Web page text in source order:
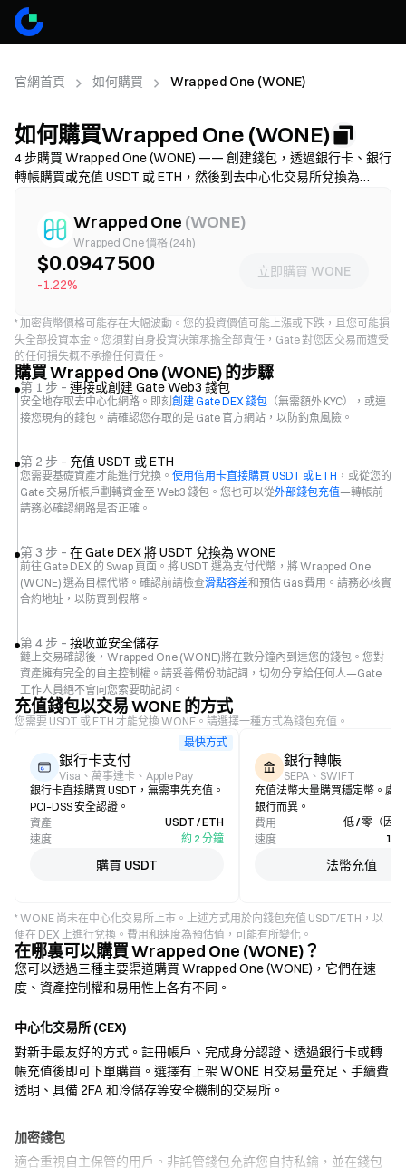
官網首頁 如何購買 Wrapped One (WONE)
如何購買Wrapped One (WONE)
4 步購買 Wrapped One (WONE) —— 創建錢包，透過銀行卡、銀行
轉帳購買或充值 USDT 或 ETH，然後到去中心化交易所兌換為
置，學習如何安全儲存您的 WONE。可用性與手續費因網路和供應
商而異。
Wrapped One (WONE)
Wrapped One 價格 (24h)
$0.0947500
-1.22%
立即購買 WONE
* 加密貨幣價格可能存在大幅波動。您的投資價值可能上漲或下跌，且您可能損
失全部投資本金。您須對自身投資決策承擔全部責任，Gate 對您因交易而遭受
的任何損失概不承擔任何責任。
購買 Wrapped One (WONE) 的步驟
第 1 步 – 連接或創建 Gate Web3 錢包
安全地存取去中心化網路。即刻 創建 Gate DEX 錢包 （無需額外 KYC），或連
接您現有的錢包。請確認您存取的是 Gate 官方網站，以防釣魚風險。
第 2 步 – 充值 USDT 或 ETH
您需要基礎資產才能進行兌換。 使用信用卡直接購買 USDT 或 ETH ，或從您的
Gate 交易所帳戶劃轉資金至 Web3 錢包。您也可以從外部錢包充值—轉帳前
請務必確認網路是否正確。
第 3 步 – 在 Gate DEX 將 USDT 兌換為 WONE
前往 Gate DEX 的 Swap 頁面。將 USDT 選為支付代幣，將 Wrapped One
(WONE) 選為目標代幣。確認前請檢查滑點容差和預估 Gas 費用。請務必核實
合約地址，以防買到假幣。
第 4 步 – 接收並安全儲存
鏈上交易確認後，Wrapped One (WONE)將在數分鐘內到達您的錢包。您對
資產擁有完全的自主控制權。請妥善備份助記詞，切勿分享給任何人—Gate
工作人員絕不會向您索要助記詞。
充值錢包以交易 WONE 的方式
您需要 USDT 或 ETH 才能兌換 WONE。請選擇一種方式為錢包充值。
最快方式
銀行卡支付
Visa、萬事達卡、Apple Pay
銀行卡直接購買 USDT，無需事先充值。
PCI–DSS 安全認證。
資產
USDT / ETH
速度
約 2 分鐘
購買 USDT
銀行轉帳
SEPA、SWIFT
充值法幣大量購買穩定幣。處
銀行而異。
費用
低 / 零（因
速度
法幣充值
* WONE 尚未在中心化交易所上市。上述方式用於向錢包充值 USDT/ETH，以
便在 DEX 上進行兌換。費用和速度為預估值，可能有所變化。
在哪裏可以購買 Wrapped One (WONE)？
您可以透過三種主要渠道購買 Wrapped One (WONE)，它們在速
度、資產控制權和易用性上各有不同。
中心化交易所 (CEX)
對新手最友好的方式。註冊帳戶、完成身分認證、透過銀行卡或轉
帳充值後即可下單購買。選擇有上架 WONE 且交易量充足、手續費
透明、具備 2FA 和冷儲存等安全機制的交易所。
加密錢包
適合重視自主保管的用戶。非託管錢包允許您自持私鑰，並在錢包